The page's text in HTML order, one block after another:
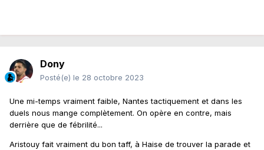
Dony
Posté(e) le 28 octobre 2023
Une mi-temps vraiment faible, Nantes tactiquement et dans les
duels nous mange complètement. On opère en contre, mais
derrière que de fébrilité...
Aristouy fait vraiment du bon taff, à Haise de trouver la parade et